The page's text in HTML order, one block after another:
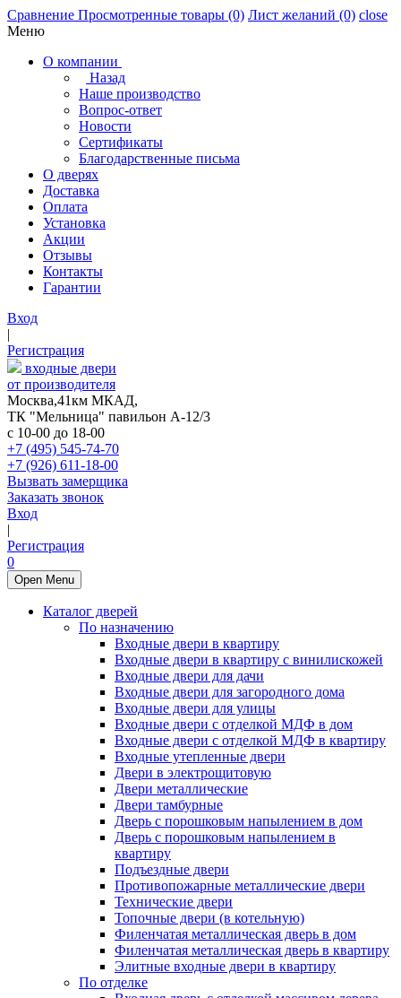
Сравнение Просмотренные товары (0) Лист желаний (0) close
Меню
О компании
Назад
Наше производство
Вопрос-ответ
Новости
Сертификаты
Благодарственные письма
О дверях
Доставка
Оплата
Установка
Акции
Отзывы
Контакты
Гарантии
Вход
|
Регистрация
входные двери
от производителя
Москва,41км МКАД,
ТК "Мельница" павильон А-12/3
с 10-00 до 18-00
+7 (495) 545-74-70
+7 (926) 611-18-00
Вызвать замерщика
Заказать звонок
Вход
|
Регистрация
0
Open Menu
Каталог дверей
По назначению
Входные двери в квартиру
Входные двери в квартиру с винилискожей
Входные двери для дачи
Входные двери для загородного дома
Входные двери для улицы
Входные двери с отделкой МДФ в дом
Входные двери с отделкой МДФ в квартиру
Входные утепленные двери
Двери в электрощитовую
Двери металлические
Двери тамбурные
Дверь с порошковым напылением в дом
Дверь с порошковым напылением в
квартиру
Подъездные двери
Противопожарные металлические двери
Технические двери
Топочные двери (в котельную)
Филенчатая металлическая дверь в дом
Филенчатая металлическая дверь в квартиру
Элитные входные двери в квартиру
По отделке